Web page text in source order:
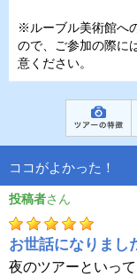
※ルーブル美術館へ
ので、ご参加の際に
意ください。
ココがよかった！
投稿者
お世話になりまし
夜のツアーといっ